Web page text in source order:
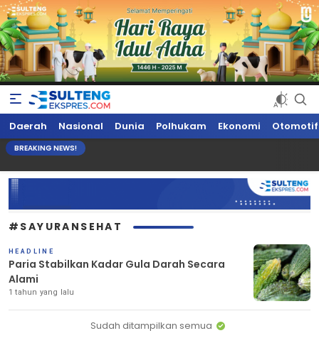
Sultengekspres.com
Berita Seputar Sulteng Hari Ini, Update Terkini, Suaranya Rakyat
Sulteng
Daerah Nasional Dunia Polhukam Ekonomi Otomotif
BREAKING NEWS!
#SAYURANSEHAT
HEADLINE
Paria Stabilkan Kadar Gula Darah Secara
Alami
1 tahun yang lalu
Sudah ditampilkan semua